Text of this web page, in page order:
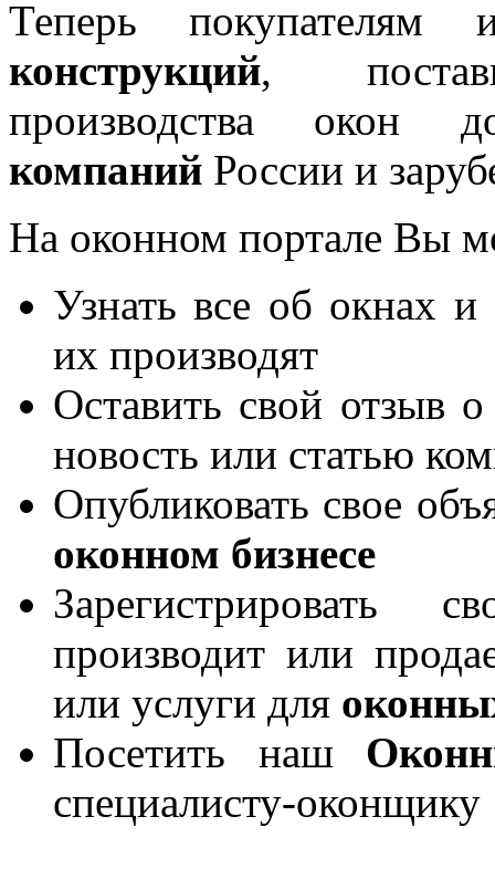
Теперь покупателям
конструкций,
производства окон
компаний России и
На оконном портале Вы
Узнать все об окнах и
их производят
Оставить свой отзыв
новость или статью
Опубликовать свое
оконном бизнесе
производит или
или услуги для
Посетить наш
специалисту-оконщику